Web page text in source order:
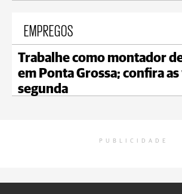
EMPREGOS
Trabalhe como montador
em Ponta Grossa; confira as
segunda
PUBLICIDADE